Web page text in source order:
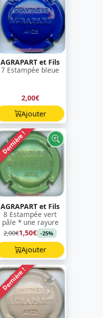
AGRAPART et Fils
7 Estampée bleue
2,00€
Ajouter
Dernière !
AGRAPART et Fils
8 Estampée vert
pâle * une rayure
2,00€1,50€ -25%
Ajouter
Dernière !